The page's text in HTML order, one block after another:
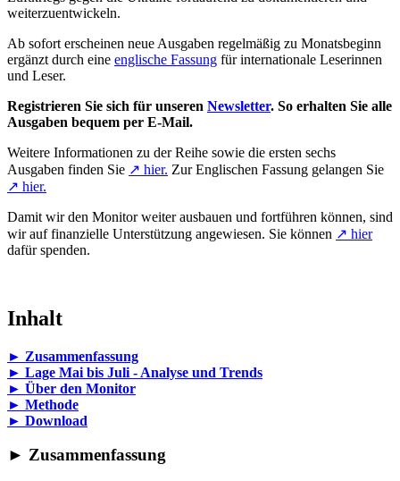
weiterzuentwickeln.
Ab sofort erscheinen neue Ausgaben regelmäßig zu Monatsbeginn
ergänzt durch eine englische Fassung für internationale Leserinnen
und Leser.
Registrieren Sie sich für unseren Newsletter. So erhalten Sie alle
Ausgaben bequem per E-Mail.
Weitere Informationen zu der Reihe sowie die ersten sechs
Ausgaben finden Sie ↗ hier. Zur Englischen Fassung gelangen Sie
↗ hier.
Damit wir den Monitor weiter ausbauen und fortführen können, sind
wir auf finanzielle Unterstützung angewiesen. Sie können ↗ hier
dafür spenden.
Inhalt
► Zusammenfassung
► Lage Mai bis Juli - Analyse und Trends
► Über den Monitor
► Methode
► Download
► Zusammenfassung